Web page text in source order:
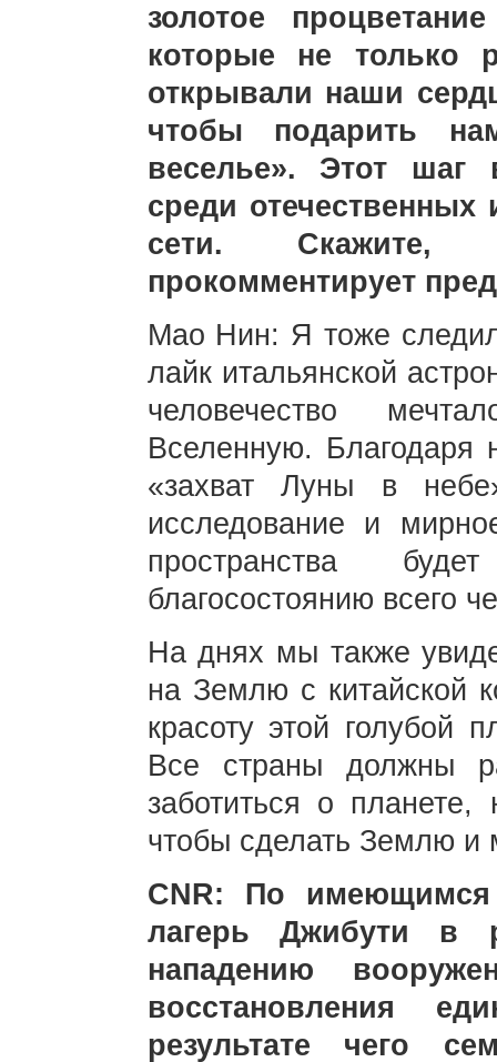
золотое
которые не только
открывали наши
чтобы подарить
веселье». Этот шаг
среди отечественных
сети. Скажите,
прокомментирует
Мао Нин: Я тоже
лайк итальянской
человечество
Вселенную. Благодаря
«захват Луны в
исследование и
пространства
благосостоянию всего
На днях мы также
на Землю с китайской
красоту этой голубой
Все страны должны
заботиться о
чтобы сделать Землю
CNR: По
лагерь Джибути в
нападению
восстановления
результате чего